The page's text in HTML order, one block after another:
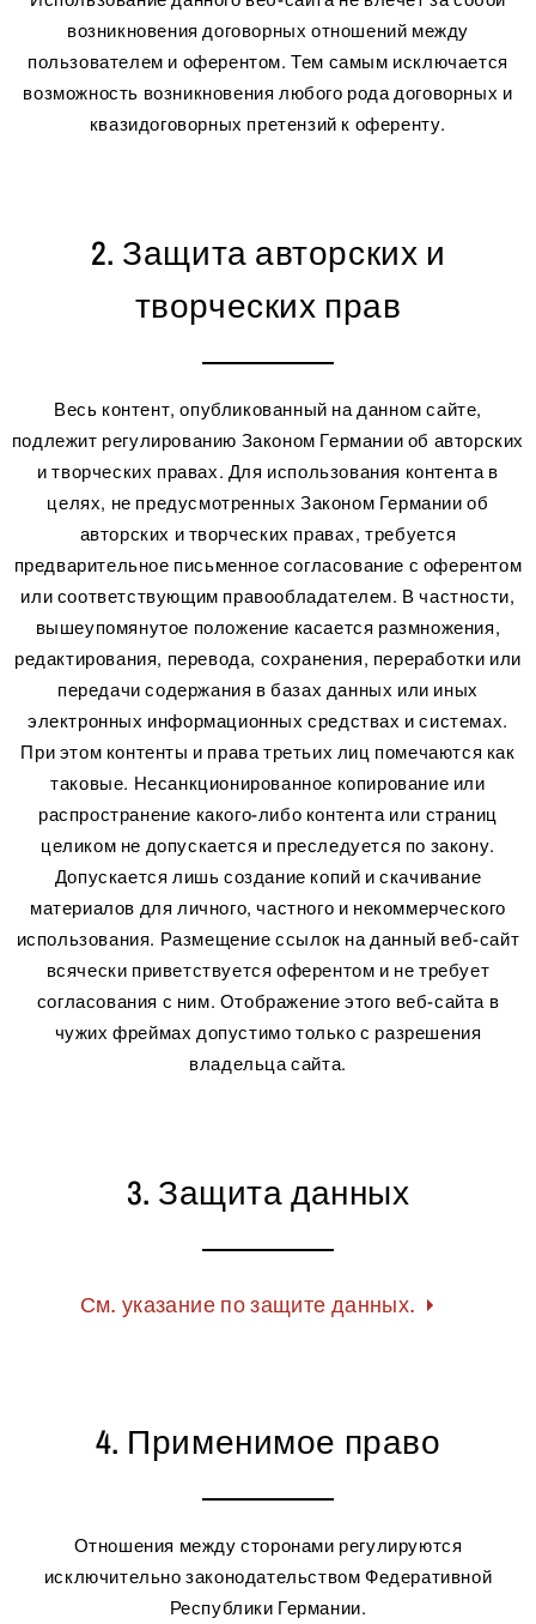
возникновения договорных отношений между
пользователем и оферентом. Тем самым исключается
возможность возникновения любого рода договорных и
квазидоговорных претензий к оференту.
2. Защита авторских и
творческих прав
Весь контент, опубликованный на данном сайте,
подлежит регулированию Законом Германии об авторских
и творческих правах. Для использования контента в
целях, не предусмотренных Законом Германии об
авторских и творческих правах, требуется
предварительное письменное согласование с оферентом
или соответствующим правообладателем. В частности,
вышеупомянутое положение касается размножения,
редактирования, перевода, сохранения, переработки или
передачи содержания в базах данных или иных
электронных информационных средствах и системах.
При этом контенты и права третьих лиц помечаются как
таковые. Несанкционированное копирование или
распространение какого-либо контента или страниц
целиком не допускается и преследуется по закону.
Допускается лишь создание копий и скачивание
материалов для личного, частного и некоммерческого
использования. Размещение ссылок на данный веб-сайт
всячески приветствуется оферентом и не требует
согласования с ним. Отображение этого веб-сайта в
чужих фреймах допустимо только с разрешения
владельца сайта.
3. Защита данных
См. указание по защите данных.
4. Применимое право
Отношения между сторонами регулируются
исключительно законодательством Федеративной
Республики Германии.